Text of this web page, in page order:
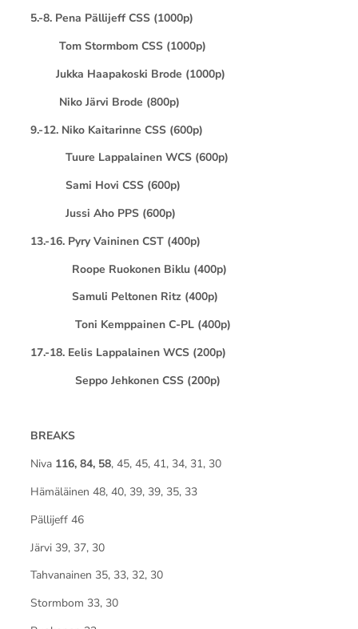
5.-8. Pena Pällijeff CSS (1000p)
Tom Stormbom CSS (1000p)
Jukka Haapakoski Brode (1000p)
Niko Järvi Brode (800p)
9.-12. Niko Kaitarinne CSS (600p)
Tuure Lappalainen WCS (600p)
Sami Hovi CSS (600p)
Jussi Aho PPS (600p)
13.-16. Pyry Vaininen CST (400p)
Roope Ruokonen Biklu (400p)
Samuli Peltonen Ritz (400p)
Toni Kemppainen C-PL (400p)
17.-18. Eelis Lappalainen WCS (200p)
Seppo Jehkonen CSS (200p)
BREAKS
Niva 116, 84, 58, 45, 45, 41, 34, 31, 30
Hämäläinen 48, 40, 39, 39, 35, 33
Pällijeff 46
Järvi 39, 37, 30
Tahvanainen 35, 33, 32, 30
Stormbom 33, 30